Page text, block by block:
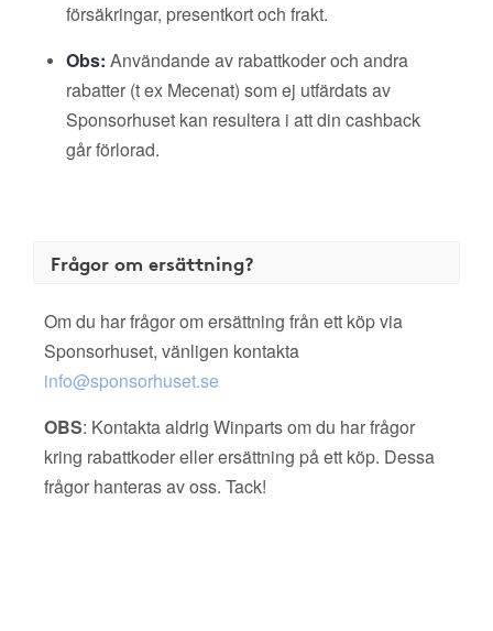
försäkringar, presentkort och frakt.
Obs: Användande av rabattkoder och andra
rabatter (t ex Mecenat) som ej utfärdats av
Sponsorhuset kan resultera i att din cashback
går förlorad.
Frågor om ersättning?
Om du har frågor om ersättning från ett köp via
Sponsorhuset, vänligen kontakta
info@sponsorhuset.se
OBS: Kontakta aldrig Winparts om du har frågor
kring rabattkoder eller ersättning på ett köp. Dessa
frågor hanteras av oss. Tack!